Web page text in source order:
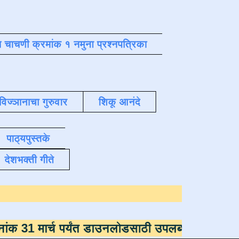
क्रमांक १ नमुना प्रश्नपत्रिका
गुरुवार शिकू आनंदे
पाठ्यपुस्तके
देशभक्ती गीते
पर्यंत डाउनलोडसाठी उपलब्ध ,डाउनलोड